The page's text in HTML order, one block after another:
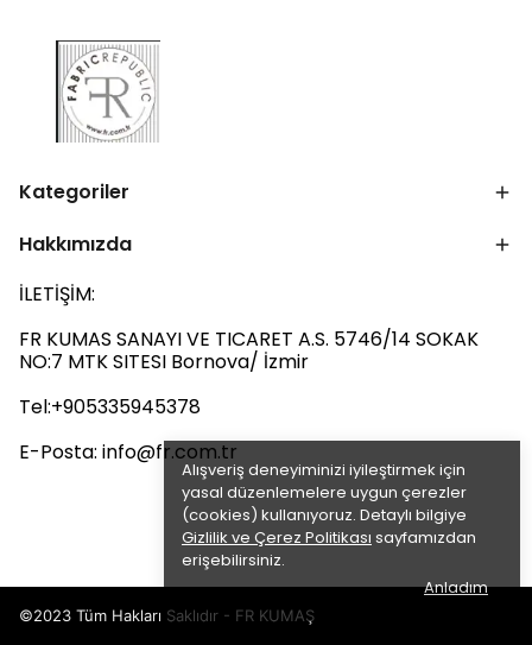
Alışveriş deneyiminizi iyileştirmek için
yasal düzenlemelere uygun çerezler
(cookies) kullanıyoruz. Detaylı bilgiye
Gizlilik ve Çerez Politikası sayfamızdan
erişebilirsiniz.
Anladım
Kategoriler
Hakkımızda
İLETİŞİM:
FR KUMAS SANAYI VE TICARET A.S. 5746/14 SOKAK
NO:7 MTK SITESI Bornova/ İzmir
Tel:‪+905335945378‬
E-Posta: info@fr.com.tr
©2023 Tüm Hakları Saklıdır - FR KUMAŞ